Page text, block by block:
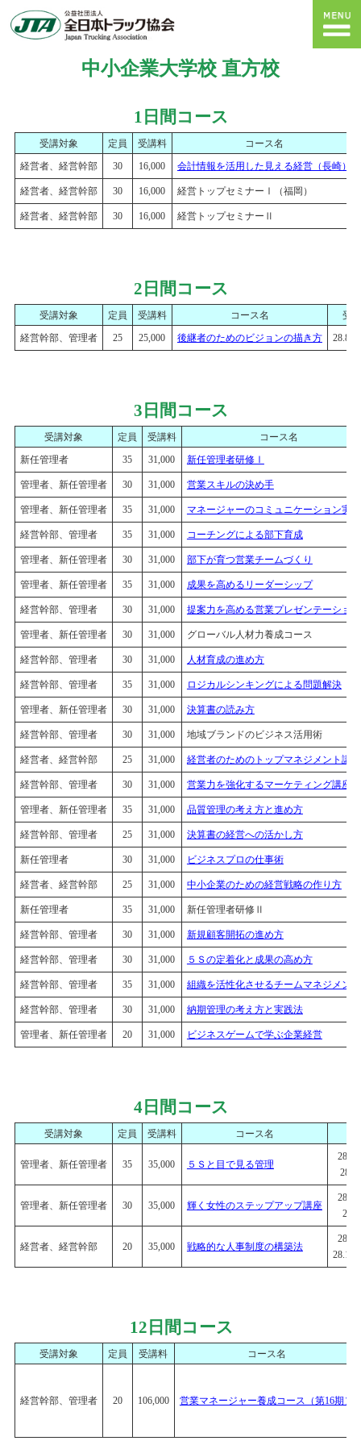
中小企業大学校 直方校
1日間コース
受講対象 定員 受講料
コース名
経営者、経営幹部
30 16,000 会計情報を活用した見える経営（長崎）
経営者、経営幹部 30 16,000 経営トップセミナーⅠ（福岡）
経営者、経営幹部 30 16,000 経営トップセミナーⅡ
2日間コース
受講対象 定員 受講料 コース名
受
経営幹部、管理者
25 25,000 後継者のためのビジョンの描き方 28.8.1
3日間コース
受講対象 定員 受講料
コース名
新任管理者
35 31,000 新任管理者研修Ⅰ
管理者、新任管理者 30 31,000 営業スキルの決め手
管理者、新任管理者 35 31,000 マネージャーのコミュニケーション実
経営幹部、管理者 35 31,000 コーチングによる部下育成
管理者、新任管理者 30 31,000 部下が育つ営業チームづくり
管理者、新任管理者 35 31,000 成果を高めるリーダーシップ
経営幹部、管理者 30 31,000 提案力を高める営業プレゼンテーション
管理者、新任管理者 30 31,000 グローバル人材力養成コース
経営幹部、管理者 30 31,000 人材育成の進め方
経営幹部、管理者 35 31,000 ロジカルシンキングによる問題解決
管理者、新任管理者 30 31,000 決算書の読み方
経営幹部、管理者 30 31,000 地域ブランドのビジネス活用術
経営者、経営幹部 25 31,000 経営者のためのトップマネジメント講座
経営幹部、管理者 30 31,000 営業力を強化するマーケティング講座
管理者、新任管理者 35 31,000 品質管理の考え方と進め方
経営幹部、管理者 25 31,000 決算書の経営への活かし方
新任管理者 30 31,000 ビジネスプロの仕事術
経営者、経営幹部 25 31,000 中小企業のための経営戦略の作り方
新任管理者 35 31,000 新任管理者研修Ⅱ
経営幹部、管理者 30 31,000 新規顧客開拓の進め方
経営幹部、管理者 30 31,000 ５Ｓの定着化と成果の高め方
経営幹部、管理者 35 31,000 組織を活性化させるチームマネジメント
経営幹部、管理者 30 31,000 納期管理の考え方と実践法
管理者、新任管理者 20 31,000 ビジネスゲームで学ぶ企業経営
4日間コース
受講対象 定員 受講料 コース名
管理者、新任管理者 35 35,000 ５Ｓと目で見る管理
管理者、新任管理者 30 35,000 輝く女性のステップアップ講座
経営者、経営幹部 20 35,000 戦略的な人事制度の構築法
12日間コース
受講対象 定員 受講料 コース名
経営幹部、管理者 20 106,000 営業マネージャー養成コース（第16期）